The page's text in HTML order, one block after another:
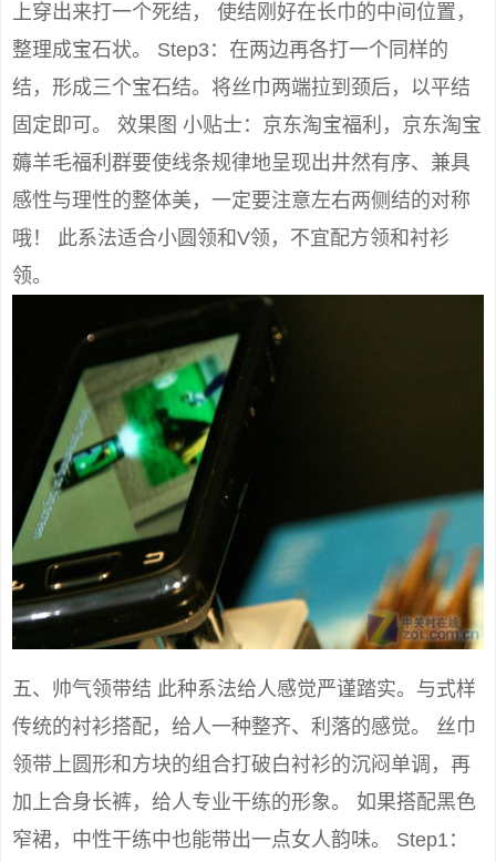
上穿出来打一个死结， 使结刚好在长巾的中间位置，
整理成宝石状。 Step3：在两边再各打一个同样的
结，形成三个宝石结。将丝巾两端拉到颈后，以平结
固定即可。 效果图 小贴士：京东淘宝福利，京东淘宝
薅羊毛福利群要使线条规律地呈现出井然有序、兼具
感性与理性的整体美，一定要注意左右两侧结的对称
哦！ 此系法适合小圆领和V领，不宜配方领和衬衫
领。
五、帅气领带结 此种系法给人感觉严谨踏实。与式样
传统的衬衫搭配，给人一种整齐、利落的感觉。 丝巾
领带上圆形和方块的组合打破白衬衫的沉闷单调，再
加上合身长裤，给人专业干练的形象。 如果搭配黑色
窄裙，中性干练中也能带出一点女人韵味。 Step1：